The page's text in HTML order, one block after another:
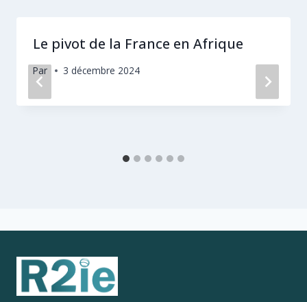
Le pivot de la France en Afrique
Par 3 décembre 2024